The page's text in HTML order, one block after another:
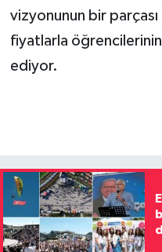
vizyonunun bir
fiyatlarla
ediyor.